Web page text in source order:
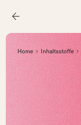
arrow_back
Home Inhaltsstoffe